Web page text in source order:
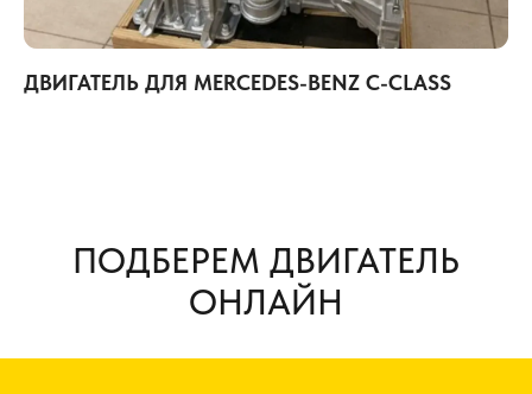
ДВИГАТЕЛЬ ДЛЯ MERCEDES-BENZ C-CLASS
ПОДБЕРЕМ ДВИГАТЕЛЬ
ОНЛАЙН